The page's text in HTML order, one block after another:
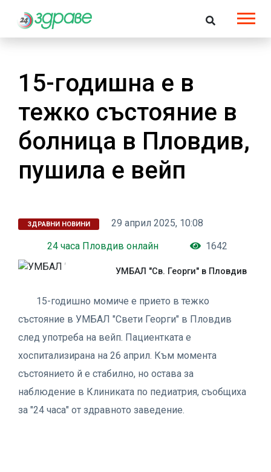
15-годишна е в
тежко състояние в
болница в Пловдив,
пушила е вейп
ЗДРАВНИ НОВИНИ
29 април 2025, 10:08
24 часа Пловдив онлайн
1642
УМБАЛ "Св. Георги" в Пловдив
15-годишно момиче е прието в тежко
състояние в УМБАЛ "Свети Георги" в Пловдив
след употреба на вейп. Пациентката е
хоспитализирана на 26 април. Към момента
състоянието й е стабилно, но остава за
наблюдение в Клиниката по педиатрия, съобщиха
за "24 часа" от здравното заведение.